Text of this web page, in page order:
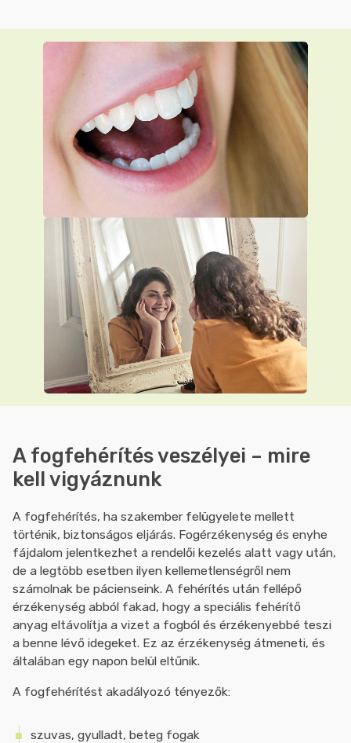
A fogfehérítés veszélyei – mire
kell vigyáznunk
A fogfehérítés, ha szakember felügyelete mellett
történik, biztonságos eljárás. Fogérzékenység és enyhe
fájdalom jelentkezhet a rendelői kezelés alatt vagy után,
de a legtöbb esetben ilyen kellemetlenségről nem
számolnak be pácienseink. A fehérítés után fellépő
érzékenység abból fakad, hogy a speciális fehérítő
anyag eltávolítja a vizet a fogból és érzékenyebbé teszi
a benne lévő idegeket. Ez az érzékenység átmeneti, és
általában egy napon belül eltűnik.
A fogfehérítést akadályozó tényezők:
szuvas, gyulladt, beteg fogak